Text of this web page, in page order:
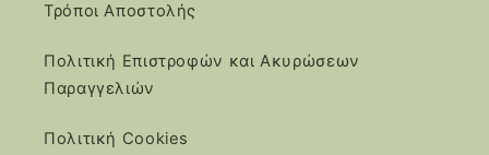
Τρόποι Αποστολής
Πολιτική Επιστροφών και Ακυρώσεων
Παραγγελιών
Πολιτική Cookies